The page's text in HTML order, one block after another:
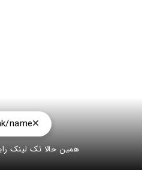
name
همین حالا تک لینک